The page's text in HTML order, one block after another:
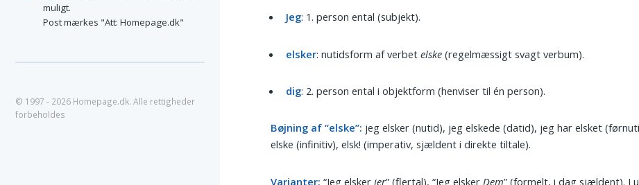
Jeg: 1. person ental (subjekt).
elsker: nutidsform af verbetelske (regelmæssigt svagt verbum).
dig: 2. person ental i objektform (henviser til én person).
Bøjning af “elske”: jeg elsker (nutid), jeg elskede (datid), jeg har elsket
elske (infinitiv), elsk! (imperativ, sjældent i direkte tiltale).
Varianter: “Jeg elskerjer” (flertal), “Jeg elsker Dem” (formelt, i dag sjældent). I
muligt.
Post mærkes "Att: Homepage.dk"
© 1997 - 2026 Homepage.dk. Alle rettigheder
forbeholdes